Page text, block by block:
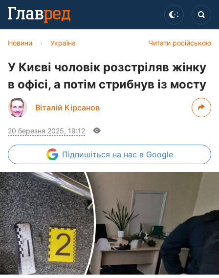
Читати російською
Новини › Україна
У Києві чоловік розстріляв жінку
в офісі, а потім стрибнув із мосту
Віталій Кірсанов
20 березня 2025, 19:12
Підпишіться на нас в Google